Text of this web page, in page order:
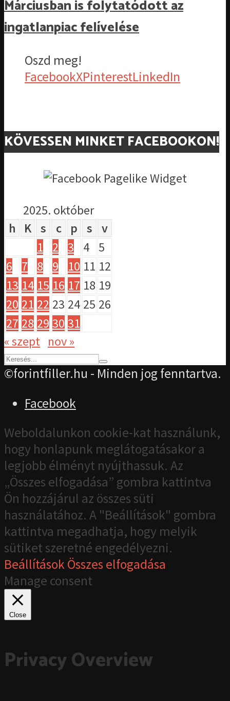
Márciusban is folytatódott az
ingatlanpiac felívelése
Oszd meg!
FacebookXPinterestLinkedIn
KÖVESSEN MINKET FACEBOOKON!
2025. október
h
K s c p s
v
1
2 3 4 5
6
7 8 9 10 11 12
13 14 15 16 17 18 19
20 21 22 23 24 25 26
27 28 29 30 31
« szept nov »
©forintfiller.hu - Minden jog fenntartva.
Facebook
Weboldalunkon cookie-kat használunk,
hogy honlapunk meglátogatásakor a
legjobb élményt nyújthassuk. Az
„Összes elfogadása” gombra kattintva
Ön hozzájárul az összes süti
használatához. A "Beállítások" gombra
kattintva megadhatja, hogy melyik
sütiket szeretné engedélyezni.
BeállításokÖsszes elfogadása
Manage consent
Close
Privacy Overview